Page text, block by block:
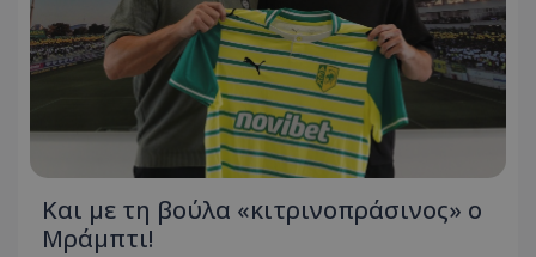
Και με τη βούλα «κιτρινοπράσινος» ο
Μράμπτι!